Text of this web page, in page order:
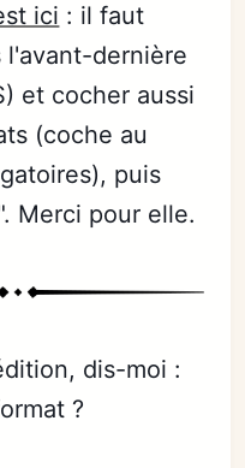
ici : il faut
l'avant-dernière
et cocher aussi
(coche au
puis
Merci pour elle.
dis-moi :
?